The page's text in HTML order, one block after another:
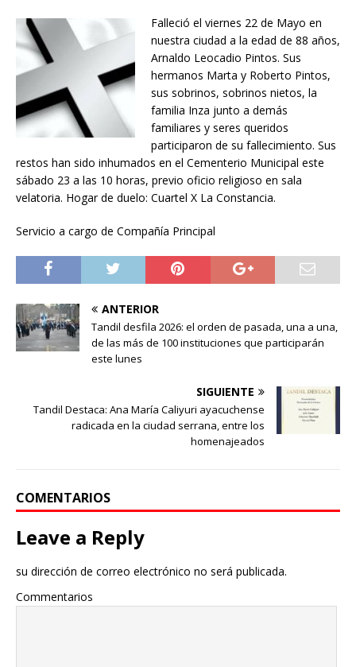
Falleció el viernes 22 de Mayo en
nuestra ciudad a la edad de 88 años,
Arnaldo Leocadio Pintos. Sus
hermanos Marta y Roberto Pintos,
sus sobrinos, sobrinos nietos, la
familia Inza junto a demás
familiares y seres queridos
participaron de su fallecimiento. Sus
restos han sido inhumados en el Cementerio Municipal este
sábado 23 a las 10 horas, previo oficio religioso en sala
velatoria. Hogar de duelo: Cuartel X La Constancia.
Servicio a cargo de Compañía Principal
ANTERIOR
Tandil desfila 2026: el orden de pasada, una a una,
de las más de 100 instituciones que participarán
este lunes
SIGUIENTE
Tandil Destaca: Ana María Caliyuri ayacuchense
radicada en la ciudad serrana, entre los
homenajeados
COMENTARIOS
Leave a Reply
su dirección de correo electrónico no será publicada.
Commentarios